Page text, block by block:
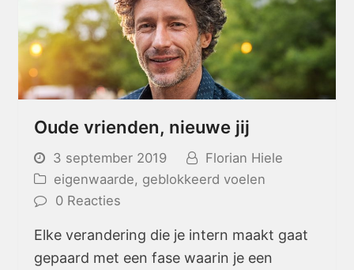
Oude vrienden, nieuwe jij
3 september 2019
Florian Hiele
eigenwaarde, geblokkeerd voelen
0 Reacties
Elke verandering die je intern maakt gaat
gepaard met een fase waarin je een